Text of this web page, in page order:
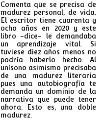
Comenta que se precisa de
madurez personal, de vida.
El escritor tiene cuarenta y
ocho años en 2020 y este
libro -dice- le demandaba
un aprendizaje vital. Si
tuviese diez años menos no
podría haberlo hecho. Al
unísono asimismo precisaba
de una madurez literaria
pues una autobiografía te
demanda un dominio de la
narrativa que puede tener
ahora. Esto es, una doble
madurez.